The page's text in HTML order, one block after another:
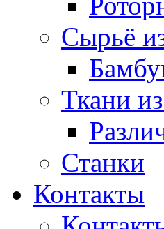
Сырьё
Ткани
Станки
Контакты